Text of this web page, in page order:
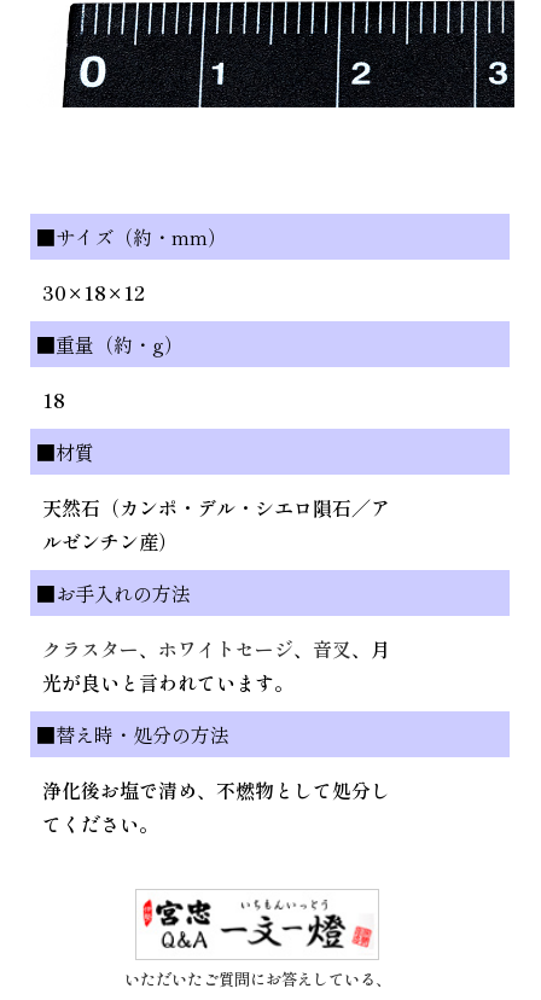
■サイズ（約・mm）
30×18×12
■重量（約・g）
18
■材質
天然石（カンポ・デル・シエロ隕石／ア
ルゼンチン産）
■お手入れの方法
クラスター、 ホワイトセージ、 音叉、月
光が良いと言われています。
■替え時・処分の方法
浄化後お塩で清め、不燃物として処分し
てください。
いただいたご質問にお答えしている、